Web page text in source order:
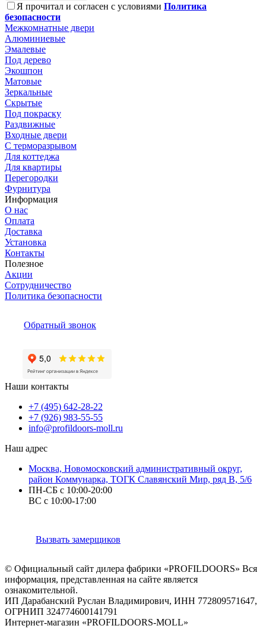
Я прочитал и согласен с условиями Политика
безопасности
Межкомнатные двери
Алюминиевые
Эмалевые
Под дерево
Экошпон
Матовые
Зеркальные
Скрытые
Под покраску
Раздвижные
Входные двери
С терморазрывом
Для коттеджа
Для квартиры
Перегородки
Фурнитура
Информация
О нас
Оплата
Доставка
Установка
Контакты
Полезное
Акции
Сотрудничество
Политика безопасности
Обратный звонок
Наши контакты
+7 (495) 642-28-22
+7 (926) 983-55-55
info@profildoors-moll.ru
Наш адрес
Москва, Новомосковский административный округ,
район Коммунарка, ТОГК Славянский Мир, ряд В, 5/6
ПН-СБ с 10:00-20:00
ВС с 10:00-17:00
Вызвать замерщиков
© Официальный сайт дилера фабрики «PROFILDOORS» Вся
информация, представленная на сайте является
ознакомительной.
ИП Дарабанский Руслан Владимирович, ИНН 772809571647,
ОГРНИП 324774600141791
Интернет-магазин «PROFILDOORS-MOLL»